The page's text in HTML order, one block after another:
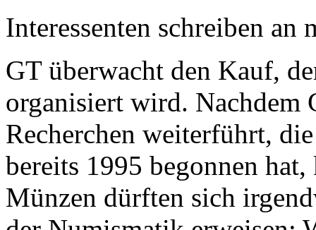
Interessenten schreiben
GT überwacht den Kauf,
organisiert wird. Nachdem
Recherchen weiterführt,
bereits 1995 begonnen
Münzen dürften sich